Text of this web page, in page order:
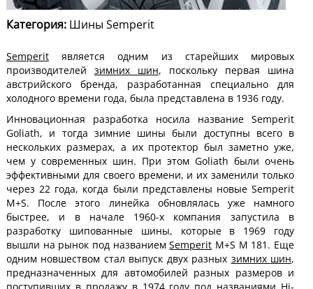
Категория: Шины Semperit
Semperit является одним из старейших мировых
производителей зимних шин, поскольку первая шина
австрийского бренда, разработанная специально для
холодного времени года, была представлена в 1936 году.
Инновационная разработка носила название Semperit
Goliath, и тогда зимние шины были доступны всего в
нескольких размерах, а их протектор был заметно уже,
чем у современных шин. При этом Goliath были очень
эффективными для своего времени, и их заменили только
через 22 года, когда были представлены новые Semperit
M+S. После этого линейка обновлялась уже намного
быстрее, и в начале 1960-х компания запустила в
разработку шипованные шины, которые в 1969 году
вышли на рынок под названиемSemperit M+S M 181. Еще
одним новшеством стал выпуск двух разных зимних шин,
предназначенных для автомобилей разных размеров и